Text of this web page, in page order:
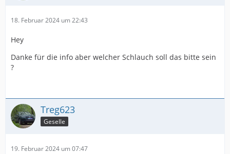
18. Februar 2024 um 22:43
Hey
Danke für die info aber welcher Schlauch soll das bitte sein
?
Treg623
Geselle
19. Februar 2024 um 07:47